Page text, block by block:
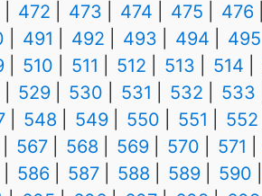
472
473 474 475 476
491 492 493 494 495
510 511 512 513 514
529
530 531 532 533
548 549 550 551 552
567
568 569 570 571
586
587 588 589 590